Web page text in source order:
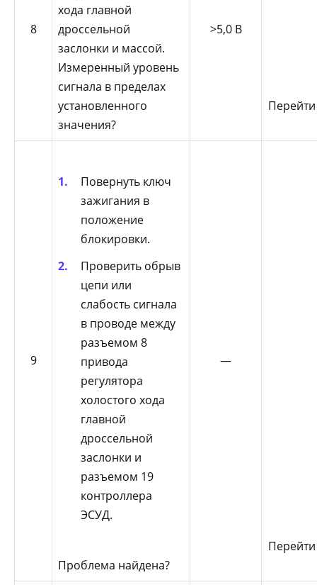
8
хода главной
дроссельной
заслонки и массой.
Измеренный уровень
сигнала в пределах
установленного
значения?
>5,0 В
9
Повернуть ключ
зажигания в
положение
блокировки.
Проверить обрыв
цепи или
слабость сигнала
в проводе между
разъемом 8
привода
регулятора
холостого хода
главной
дроссельной
заслонки и
разъемом 19
контроллера
ЭСУД.
Проблема найдена?
—